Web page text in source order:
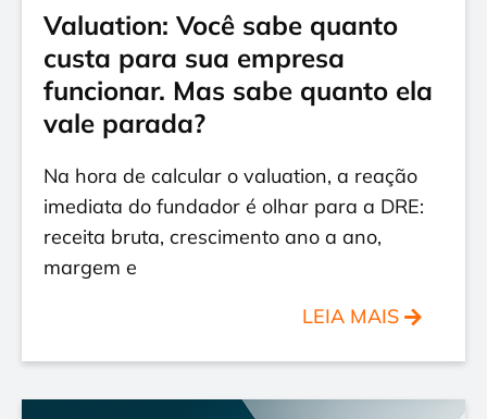
Valuation: Você sabe quanto
custa para sua empresa
funcionar. Mas sabe quanto ela
vale parada?
Na hora de calcular o valuation, a reação
imediata do fundador é olhar para a DRE:
receita bruta, crescimento ano a ano,
margem e
LEIA MAIS